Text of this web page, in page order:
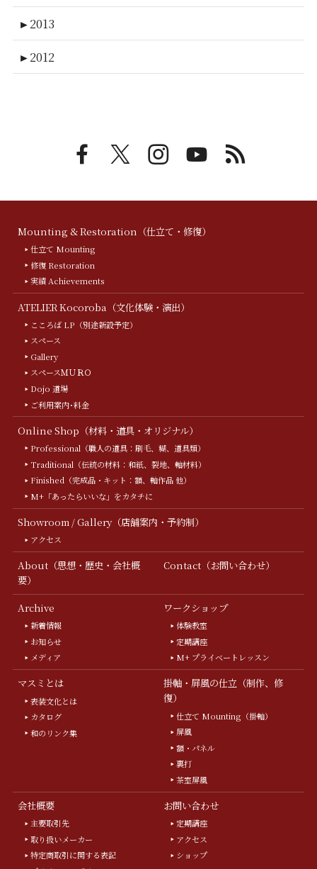
►2013
►2012
Mounting & Restoration（仕立て・修復）
仕立て Mounting
修復 Restoration
実績 Achievements
ATELIER Kocoroba（文化体験・演出）
こころば LP（別途新設予定）
スペース
Gallery
スペースＭＵＲＯ
Dojo 道場
ご利用案内･料金
Online Shop（材料・道具・オリジナル）
Professional（職人の道具：刷毛、糊、道具類）
Traditional（伝統の材料：和紙、裂地、軸材料）
Finished（完成品・キット：額、軸作品 他）
M+「あったらいいな」をカタチに
Showroom / Gallery（店舗案内・予約制）
アクセス
About（思想・歴史・会社概
要）
Contact（お問い合わせ）
Archive
新着情報
お知らせ
メディア
ワークショップ
体験教室
定期講座
M+ プライベートレッスン
マスミとは
表装文化とは
カタログ
和のリンク集
掛軸・屏風の仕立（制作、修
復）
仕立て Mounting（掛軸）
屏風
額・パネル
裏打
茶室屏風
会社概要
主要取引先
取り扱いメーカー
特定商取引に関する表記
お問い合わせ
定期講座
アクセス
ショップ